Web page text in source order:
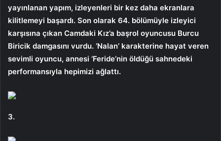
yayınlanan yapım, izleyenleri bir kez daha ekranlara
kilitlemeyi başardı. Son olarak 64. bölümüyle izleyici
karşısına çıkan Camdaki Kız’a başrol oyuncusu Burcu
Biricik damgasını vurdu. ‘Nalan’ karakterine hayat veren
sevimli oyuncu, annesi ‘Feride’nin öldüğü sahnedeki
performansıyla hepimizi ağlattı.
3.